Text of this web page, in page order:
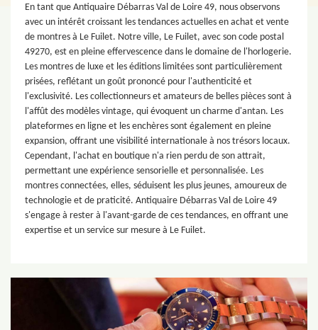
En tant que Antiquaire Débarras Val de Loire 49, nous observons
avec un intérêt croissant les tendances actuelles en achat et vente
de montres à Le Fuilet. Notre ville, Le Fuilet, avec son code postal
49270, est en pleine effervescence dans le domaine de l'horlogerie.
Les montres de luxe et les éditions limitées sont particulièrement
prisées, reflétant un goût prononcé pour l'authenticité et
l'exclusivité. Les collectionneurs et amateurs de belles pièces sont à
l'affût des modèles vintage, qui évoquent un charme d'antan. Les
plateformes en ligne et les enchères sont également en pleine
expansion, offrant une visibilité internationale à nos trésors locaux.
Cependant, l'achat en boutique n'a rien perdu de son attrait,
permettant une expérience sensorielle et personnalisée. Les
montres connectées, elles, séduisent les plus jeunes, amoureux de
technologie et de praticité. Antiquaire Débarras Val de Loire 49
s'engage à rester à l'avant-garde de ces tendances, en offrant une
expertise et un service sur mesure à Le Fuilet.